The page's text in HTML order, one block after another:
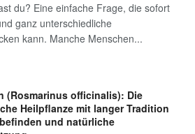
du? Eine einfache Frage, die sofort
ganz unterschiedliche
kann. Manche Menschen...
(Rosmarinus officinalis): Die
Heilpflanze mit langer Tradition
und natürliche